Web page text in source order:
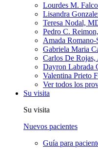
Lourdes M.
Lisandra
Teresa Nodal,
Pedro C.
Amada
Gabriela Maria
Carlos De
Dayron Labrada
Valentina Prieto
Ver todos los
Su visita
Su visita
Nuevos pacientes
Guía para